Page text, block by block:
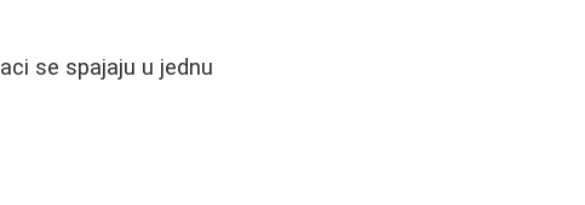
se spajaju u jednu